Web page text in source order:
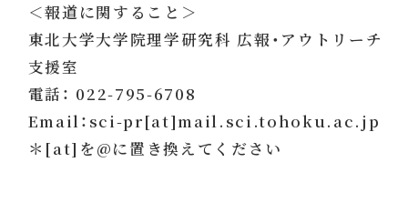
＜報道に関すること＞
東北大学大学院理学研究科 広報・アウトリーチ
支援室
電話： 022-795-6708
Email：sci-pr[at]mail.sci.tohoku.ac.jp
＊[at]を@に置き換えてください